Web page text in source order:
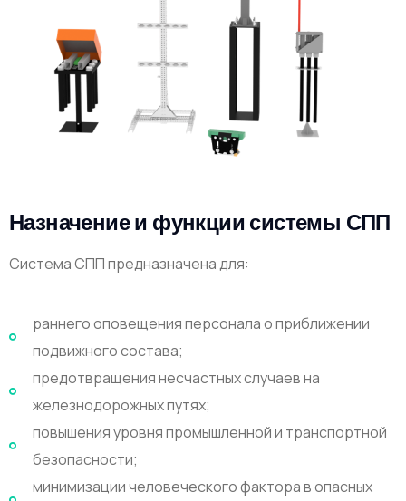
Назначение и функции системы СПП
Система СПП предназначена для:
раннего оповещения персонала о приближении
подвижного состава;
предотвращения несчастных случаев на
железнодорожных путях;
повышения уровня промышленной и транспортной
безопасности;
минимизации человеческого фактора в опасных